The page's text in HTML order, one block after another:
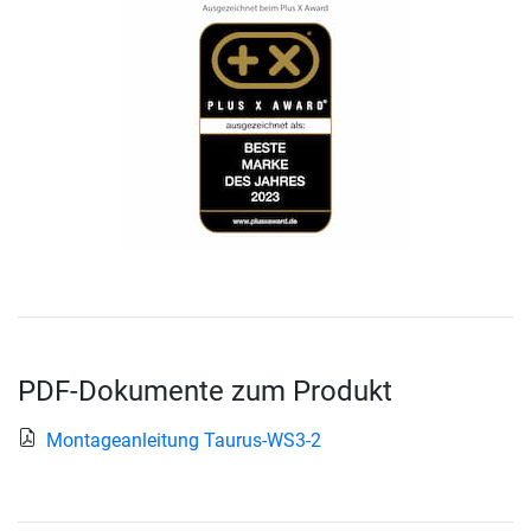
PDF-Dokumente zum Produkt
Montageanleitung Taurus-WS3-2